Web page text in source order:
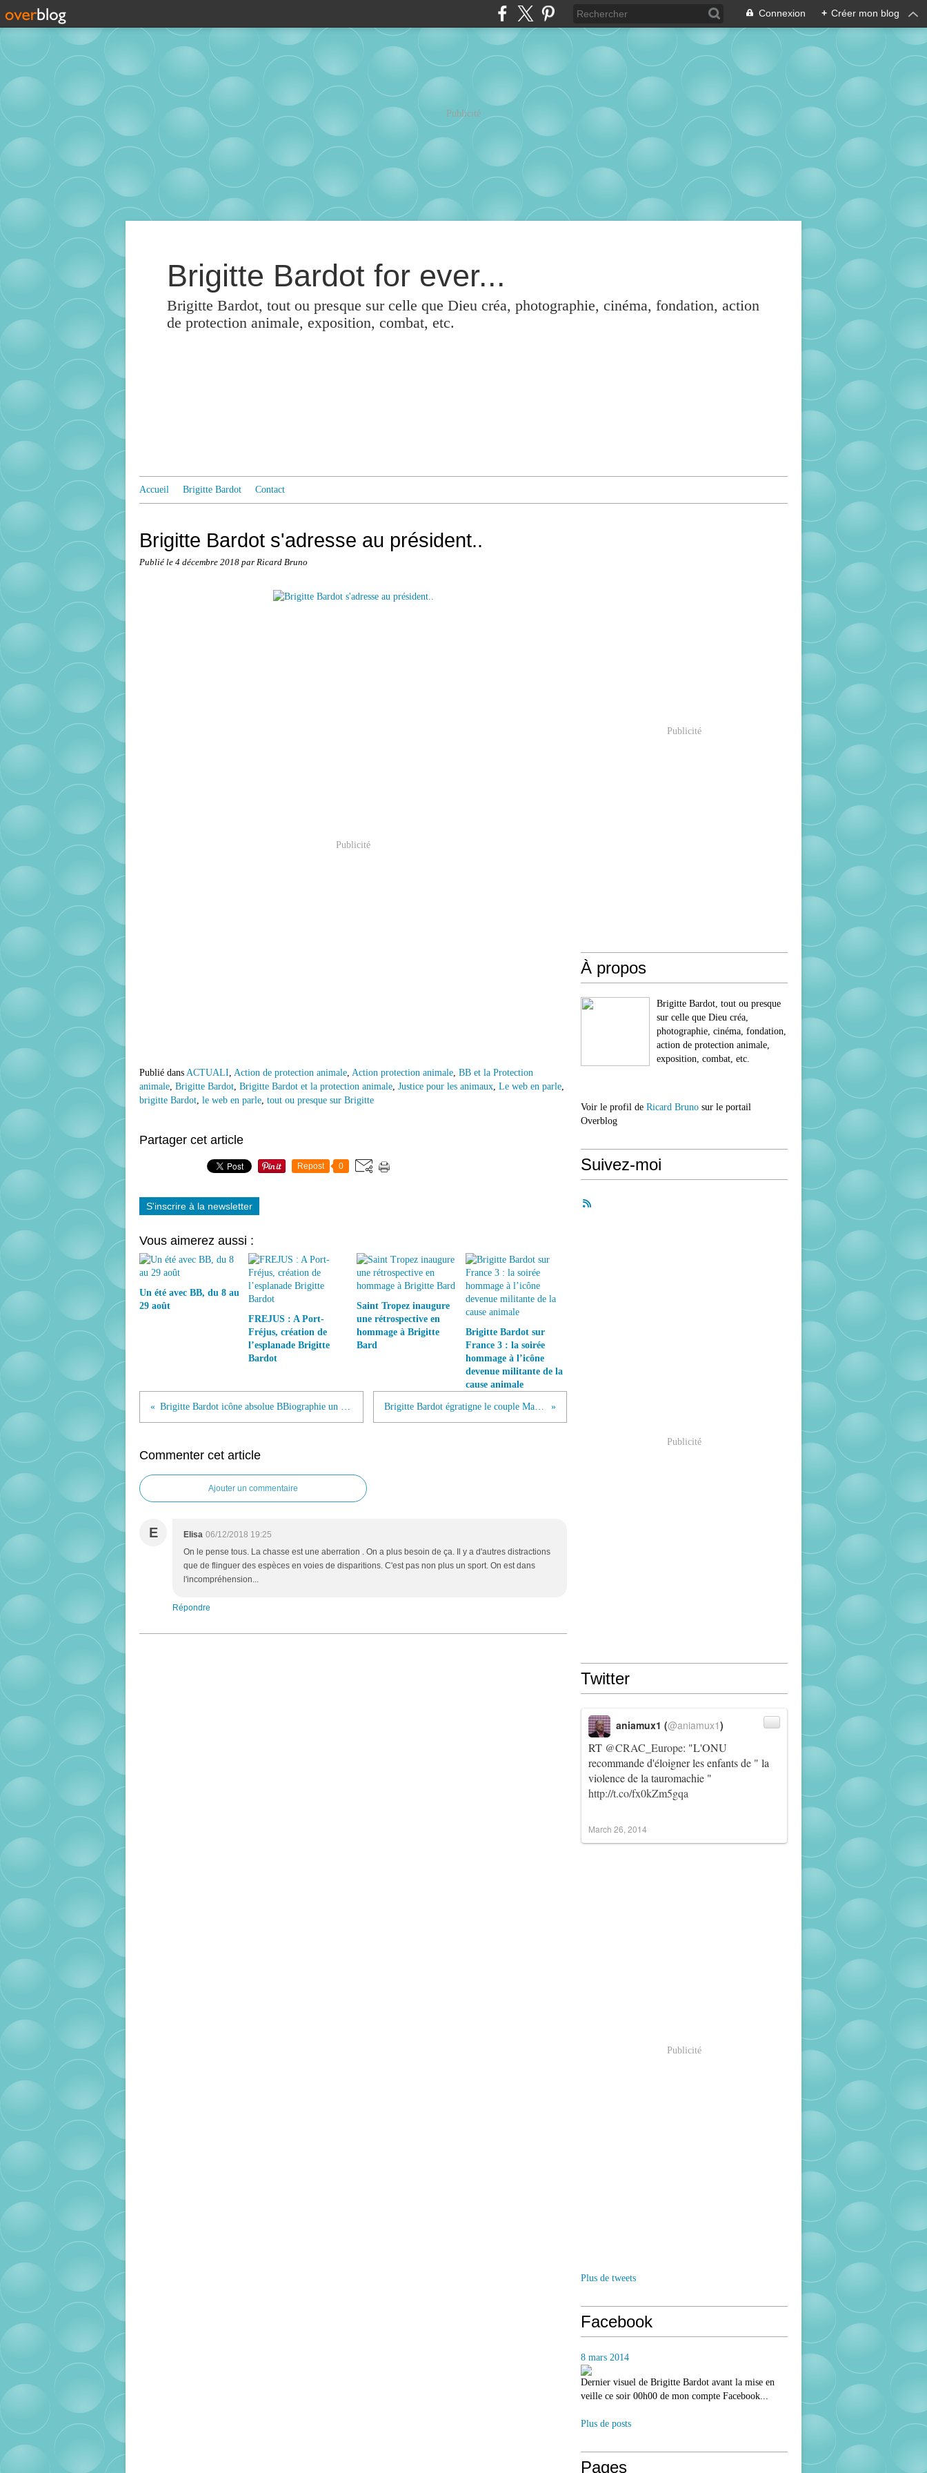
Connexion + Créer mon blog
Publicité
Brigitte Bardot for ever...
Brigitte Bardot, tout ou presque sur celle que Dieu créa, photographie, cinéma, fondation, action
de protection animale, exposition, combat, etc.
Accueil Brigitte Bardot Contact
Brigitte Bardot s'adresse au président..
Publié le 4 décembre 2018 par Ricard Bruno
Publicité
Publié dans ACTUALI, Action de protection animale, Action protection animale, BB et la Protection
animale, Brigitte Bardot, Brigitte Bardot et la protection animale, Justice pour les animaux, Le web en parle,
brigitte Bardot, le web en parle, tout ou presque sur Brigitte
Partager cet article
Repost 0
S'inscrire à la newsletter
Vous aimerez aussi :
Un été avec BB, du 8 au
29 août
FREJUS : A Port-
Fréjus, création de
l’esplanade Brigitte
Bardot
Saint Tropez inaugure
une rétrospective en
hommage à Brigitte
Bard
Brigitte Bardot sur
France 3 : la soirée
hommage à l’icône
devenue militante de la
cause animale
Brigitte Bardot icône absolue BBiographie un succès au salon du livre de Boulogne Billancoourt Brigitte Bardot égratigne le couple Macron royal et lointain face aux gilets jaunes
Commenter cet article
Ajouter un commentaire
E Elisa 06/12/2018 19:25
On le pense tous. La chasse est une aberration . On a plus besoin de ça. Il y a d'autres distractions
que de flinguer des espèces en voies de disparitions. C'est pas non plus un sport. On est dans
l'incompréhension...
Répondre
Publicité
À propos
Brigitte Bardot, tout ou presque
sur celle que Dieu créa,
photographie, cinéma, fondation,
action de protection animale,
exposition, combat, etc.
Voir le profil de Ricard Bruno sur le portail
Overblog
Suivez-moi
Publicité
Twitter
RT @CRAC_Europe: "L'ONU
recommande d'éloigner les enfants de " la
violence de la tauromachie "
http://t.co/fx0kZm5gqa
aniamux1 (@aniamux1)
March 26, 2014
Publicité
Plus de tweets
Facebook
8 mars 2014
Dernier visuel de Brigitte Bardot avant la mise en
veille ce soir 00h00 de mon compte Facebook...
Plus de posts
Pages